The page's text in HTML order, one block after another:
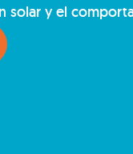
solar y el